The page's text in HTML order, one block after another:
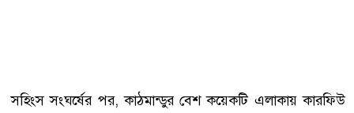
সহিংস সংঘর্ষের পর, কাঠমান্ডুর বেশ কয়েকটি এলাকায় কারফিউ